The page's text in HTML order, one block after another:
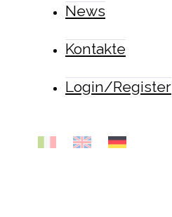
News
Kontakte
Login/Register